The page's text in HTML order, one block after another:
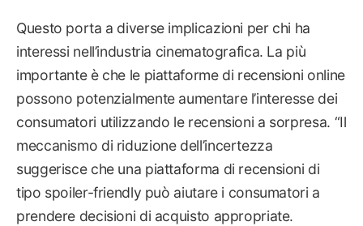
Questo porta a diverse implicazioni per chi ha
interessi nell’industria cinematografica. La più
importante è che le piattaforme di recensioni online
possono potenzialmente aumentare l’interesse dei
consumatori utilizzando le recensioni a sorpresa. “Il
meccanismo di riduzione dell’incertezza
suggerisce che una piattaforma di recensioni di
tipo spoiler-friendly può aiutare i consumatori a
prendere decisioni di acquisto appropriate.